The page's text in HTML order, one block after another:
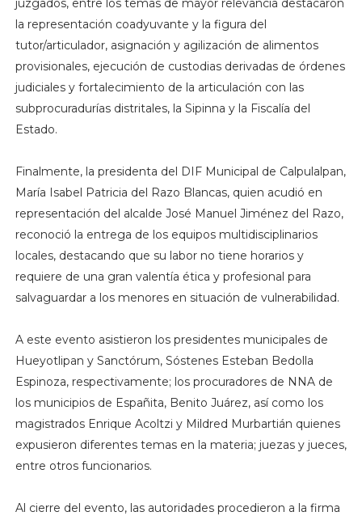
juzgados, entre los temas de mayor relevancia destacaron
la representación coadyuvante y la figura del
tutor/articulador, asignación y agilización de alimentos
provisionales, ejecución de custodias derivadas de órdenes
judiciales y fortalecimiento de la articulación con las
subprocuradurías distritales, la Sipinna y la Fiscalía del
Estado.
Finalmente, la presidenta del DIF Municipal de Calpulalpan,
María Isabel Patricia del Razo Blancas, quien acudió en
representación del alcalde José Manuel Jiménez del Razo,
reconoció la entrega de los equipos multidisciplinarios
locales, destacando que su labor no tiene horarios y
requiere de una gran valentía ética y profesional para
salvaguardar a los menores en situación de vulnerabilidad.
A este evento asistieron los presidentes municipales de
Hueyotlipan y Sanctórum, Sóstenes Esteban Bedolla
Espinoza, respectivamente; los procuradores de NNA de
los municipios de Españita, Benito Juárez, así como los
magistrados Enrique Acoltzi y Mildred Murbartián quienes
expusieron diferentes temas en la materia; juezas y jueces,
entre otros funcionarios.
Al cierre del evento, las autoridades procedieron a la firma